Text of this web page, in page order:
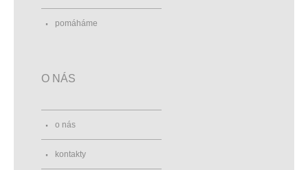
pomáháme
O NÁS
o nás
kontakty